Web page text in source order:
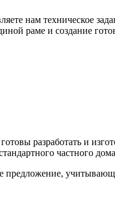
нам техническое
раме и создание
разработать и
частного
предложение,